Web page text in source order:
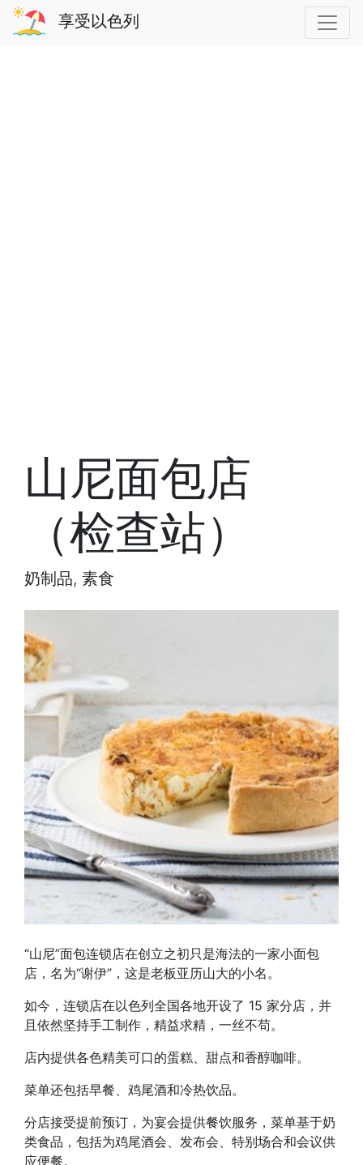
享受以色列
山尼面包店
（检查站）
奶制品, 素食
“山尼”面包连锁店在创立之初只是海法的一家小面包
店，名为“谢伊”，这是老板亚历山大的小名。
如今，连锁店在以色列全国各地开设了 15 家分店，并
且依然坚持手工制作，精益求精，一丝不苟。
店内提供各色精美可口的蛋糕、甜点和香醇咖啡。
菜单还包括早餐、鸡尾酒和冷热饮品。
分店接受提前预订，为宴会提供餐饮服务，菜单基于奶
类食品，包括为鸡尾酒会、发布会、特别场合和会议供
应便餐。